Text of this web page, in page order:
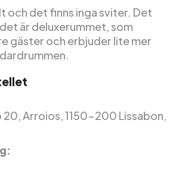
och det finns inga sviter. Det
är deluxerummet, som
gäster och erbjuder lite mer
20, Arroios, 1150-200 Lissabon,